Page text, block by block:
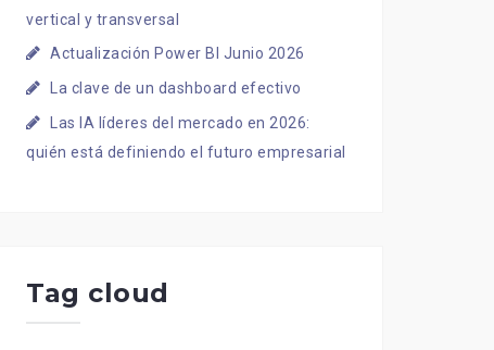
vertical y transversal
Actualización Power BI Junio 2026
La clave de un dashboard efectivo
Las IA líderes del mercado en 2026:
quién está definiendo el futuro empresarial
Tag cloud